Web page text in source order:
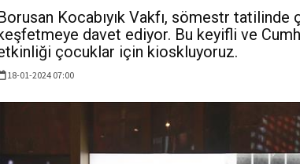
Borusan Kocabıyık Vakfı, sömestr
davet ediyor. Bu keyifli ve
çocuklar için kioskluyoruz.
18-01-2024 07:00